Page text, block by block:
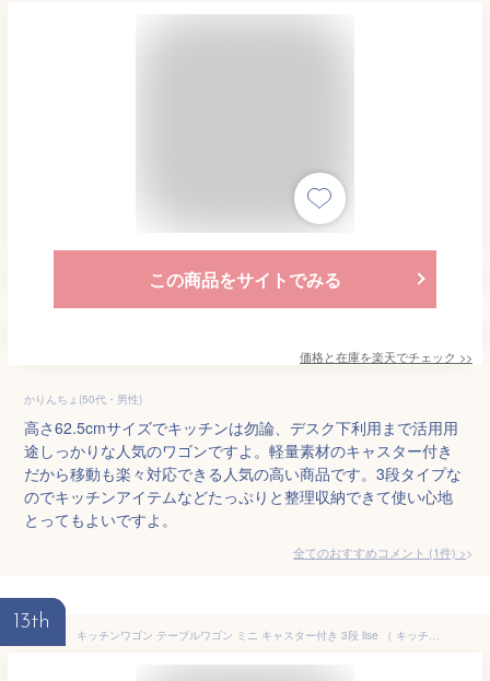
この商品をサイトでみる
価格と在庫を楽天でチェック >>
かりんちょ(50代・男性)
高さ62.5cmサイズでキッチンは勿論、デスク下利用まで活用用
途しっかりな人気のワゴンですよ。軽量素材のキャスター付き
だから移動も楽々対応できる人気の高い商品です。3段タイプな
のでキッチンアイテムなどたっぷりと整理収納できて使い心地
とってもよいですよ。
全てのおすすめコメント (1件) >
13th
キッチンワゴン テーブルワゴン ミニ キャスター付き 3段 lise （ キッチンラック ワゴン ラック 収納ラック 収納ワゴン マルチワゴン サイドワゴン 三段 すき間 ストッカー 省スペース キャスター付き キッチン収納 おしゃれ ）【39ショップ】